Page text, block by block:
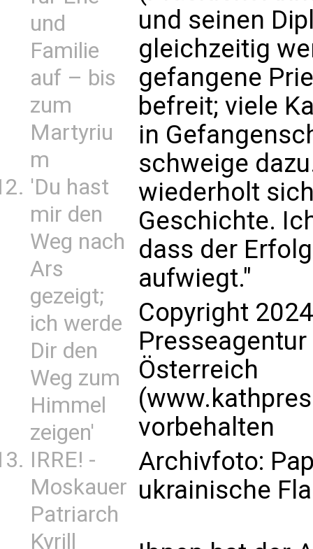
und
Familie
auf – bis
zum
Martyriu
m
'Du hast
mir den
Weg nach
Ars
gezeigt;
ich werde
Dir den
Weg zum
Himmel
zeigen'
IRRE! -
Moskauer
Patriarch
Kyrill
und seinen
gleichzeitig
gefangene
befreit; viele
in
schweige
wiederholt
Geschichte.
dass der
aufwiegt."
Copyright
Presseagentur
Österreich
vorbehalten
Archivfoto:
ukrainische